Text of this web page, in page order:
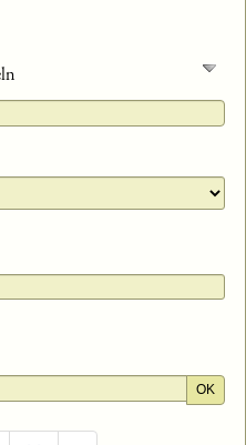
OK